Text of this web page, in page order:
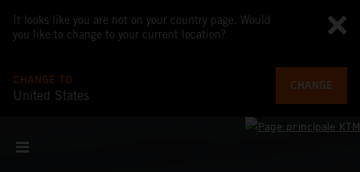
It looks like you are not on your country page. Would
you like to change to your current location?
CHANGE TO
United States
CHANGE